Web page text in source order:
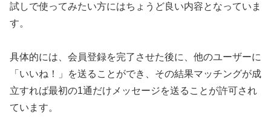
試しで使ってみたい方にはちょうど良い内容となっていま
す。
具体的には、会員登録を完了させた後に、他のユーザーに
「いいね！」を送ることができ、その結果マッチングが成
立すれば最初の1通だけメッセージを送ることが許可され
ています。